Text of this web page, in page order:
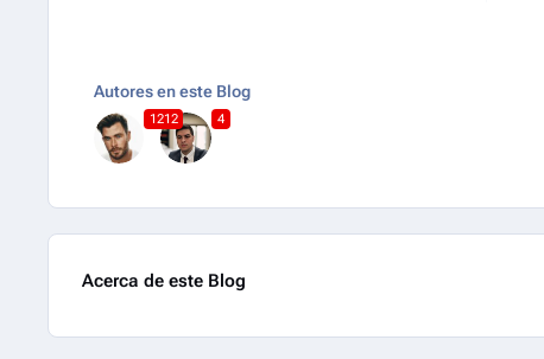
Autores en este Blog
1212 4
Acerca de este Blog